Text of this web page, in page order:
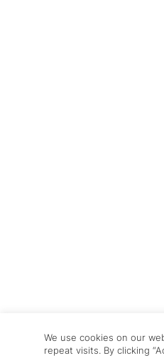
We use cookies on our
repeat visits. By clicking